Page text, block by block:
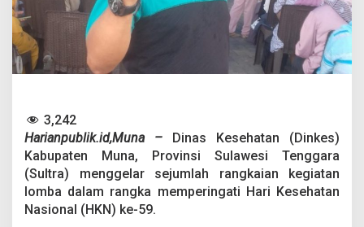
i
n
s
G
e
l
a
r
B
3,242
Harianpublik.id,Muna –
Dinas Kesehatan (Dinkes)
Kabupaten Muna, Provinsi Sulawesi Tenggara
(Sultra) menggelar sejumlah rangkaian kegiatan
lomba dalam rangka memperingati Hari Kesehatan
Nasional (HKN) ke-59.